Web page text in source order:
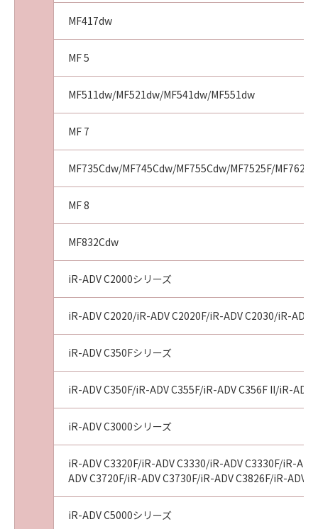
MF417dw
MF 5
MF511dw/MF521dw/MF541dw/MF551dw
MF 7
MF735Cdw/MF745Cdw/MF755Cdw/MF7525F/
MF 8
MF832Cdw
iR-ADV C2000シリーズ
iR-ADV C2020/iR-ADV C2020F/iR-ADV C2030/iR-
iR-ADV C350Fシリーズ
iR-ADV C350F/iR-ADV C355F/iR-ADV C356F II/iR-
iR-ADV C3000シリーズ
iR-ADV C3320F/iR-ADV C3330/iR-ADV C3330F/iR-
ADV C3720F/iR-ADV C3730F/iR-ADV C3826F/iR-ADV
iR-ADV C5000シリーズ